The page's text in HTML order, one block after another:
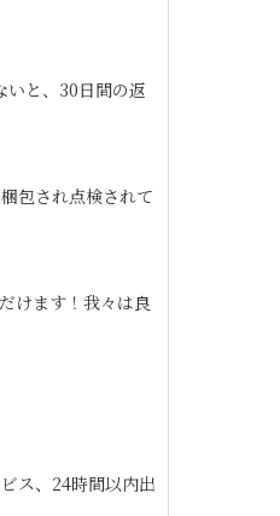
いと、30日間の返
包され点検されて
けます！我々は良
ス、24時間以内出